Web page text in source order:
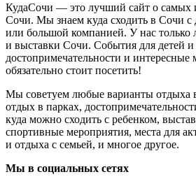
КудаСочи — это лучший сайт о самых
Сочи. Мы знаем куда сходить в Сочи с
или большой компанией. У нас только
и выставки Сочи. События для детей
достопримечательности и интересные
обязательно стоит посетить!
Мы советуем любые варианты
отдых в парках,
куда можно сходить с ребенком,
спортивные мероприятия, места для
и отдыха с семьей, и многое другое.
Мы в социальных сетях